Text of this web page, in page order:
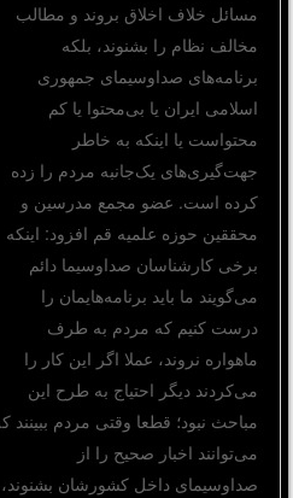
مسائل خلاف اخلاق بروند و مطالب
مخالف نظام را بشنوند، بلکه
برنامه‌های صداوسیمای جمهوری
اسلامی ایران یا بی‌محتوا یا کم
محتواست یا اینکه به خاطر
جهت‌گیری‌های یک‌جانبه مردم را زده
کرده است. عضو مجمع مدرسین و
محققین حوزه علمیه قم افزود: اینکه
برخی کار‌شناسان صداوسیما دائم
می‌گویند ما باید برنامه‌‌هایمان را
درست کنیم که مردم به طرف
ماهواره نروند، عملا اگر این کار را
می‌کردند دیگر احتیاج به طرح این
مباحث نبود؛ قطعا وقتی مردم ببینند که
می‌توانند اخبار صحیح را از
صداوسیمای داخل کشورشان بشنوند،